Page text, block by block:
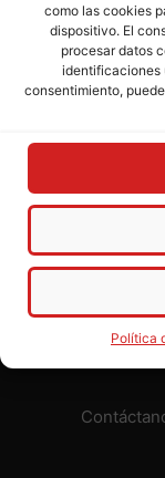
como las cookies
dispositivo. El
procesar datos
identificaciones
consentimiento,
Política
Director: José
José
Para preservar
admite
privadas.
colaboradores
nuestro trabajo
libertad y en
Usted puede
periódico,
y